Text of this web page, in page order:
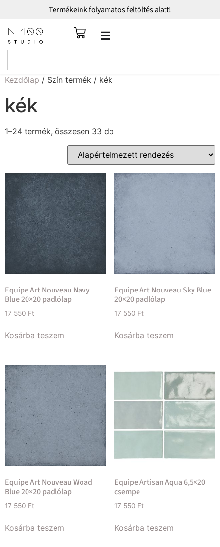
Termékeink folyamatos feltöltés alatt!
Kezdőlap / Szín termék / kék
kék
1–24 termék, összesen 33 db
Equipe Art Nouveau Navy
Blue 20×20 padlólap
17 550 Ft
Kosárba teszem
Equipe Art Nouveau Sky Blue
20×20 padlólap
17 550 Ft
Kosárba teszem
Equipe Art Nouveau Woad
Blue 20×20 padlólap
17 550 Ft
Kosárba teszem
Equipe Artisan Aqua 6,5×20
csempe
17 550 Ft
Kosárba teszem